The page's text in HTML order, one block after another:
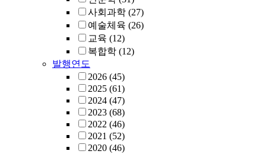
사회과학 (27)
예술체육 (26)
교육 (12)
복합학 (12)
발행연도
2026 (45)
2025 (61)
2024 (47)
2023 (68)
2022 (46)
2021 (52)
2020 (46)